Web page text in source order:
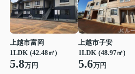
上越市富岡
1LDK (42.48㎡)
5.8万円
上越市子安
1LDK (48.97㎡)
5.6万円